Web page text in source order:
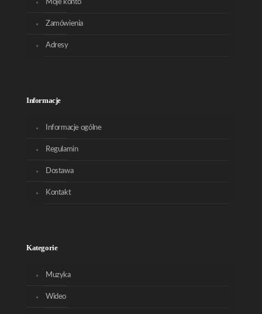
Moje konto
Zamówienia
Adresy
Informacje
Informacje ogólne
Regulamin
Dostawa
Kontakt
Kategorie
Muzyka
Wideo